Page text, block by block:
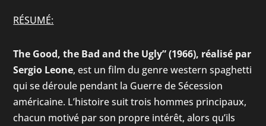
RÉSUMÉ:
The Good, the Bad and the Ugly” (1966), réalisé par
Sergio Leone, est un film du genre western spaghetti
qui se déroule pendant la Guerre de Sécession
américaine. L’histoire suit trois hommes principaux,
chacun motivé par son propre intérêt, alors qu’ils